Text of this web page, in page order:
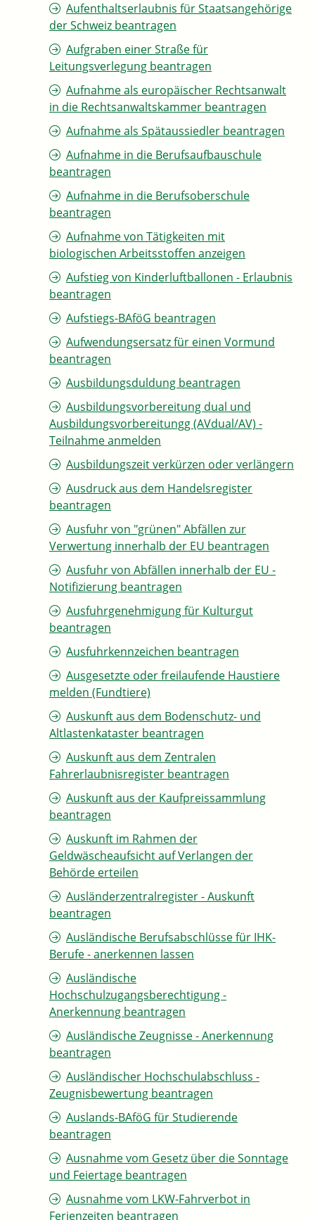
Aufenthaltserlaubnis für Staatsangehörige
der Schweiz beantragen
Aufgraben einer Straße für
Leitungsverlegung beantragen
Aufnahme als europäischer Rechtsanwalt
in die Rechtsanwaltskammer beantragen
Aufnahme als Spätaussiedler beantragen
Aufnahme in die Berufsaufbauschule
beantragen
Aufnahme in die Berufsoberschule
beantragen
Aufnahme von Tätigkeiten mit
biologischen Arbeitsstoffen anzeigen
Aufstieg von Kinderluftballonen - Erlaubnis
beantragen
Aufstiegs-BAföG beantragen
Aufwendungsersatz für einen Vormund
beantragen
Ausbildungsduldung beantragen
Ausbildungsvorbereitung dual und
Ausbildungsvorbereitungg (AVdual/AV) -
Teilnahme anmelden
Ausbildungszeit verkürzen oder verlängern
Ausdruck aus dem Handelsregister
beantragen
Ausfuhr von "grünen" Abfällen zur
Verwertung innerhalb der EU beantragen
Ausfuhr von Abfällen innerhalb der EU -
Notifizierung beantragen
Ausfuhrgenehmigung für Kulturgut
beantragen
Ausfuhrkennzeichen beantragen
Ausgesetzte oder freilaufende Haustiere
melden (Fundtiere)
Auskunft aus dem Bodenschutz- und
Altlastenkataster beantragen
Auskunft aus dem Zentralen
Fahrerlaubnisregister beantragen
Auskunft aus der Kaufpreissammlung
beantragen
Auskunft im Rahmen der
Geldwäscheaufsicht auf Verlangen der
Behörde erteilen
Ausländerzentralregister - Auskunft
beantragen
Ausländische Berufsabschlüsse für IHK-
Berufe - anerkennen lassen
Ausländische
Hochschulzugangsberechtigung -
Anerkennung beantragen
Ausländische Zeugnisse - Anerkennung
beantragen
Ausländischer Hochschulabschluss -
Zeugnisbewertung beantragen
Auslands-BAföG für Studierende
beantragen
Ausnahme vom Gesetz über die Sonntage
und Feiertage beantragen
Ausnahme vom LKW-Fahrverbot in
Ferienzeiten beantragen